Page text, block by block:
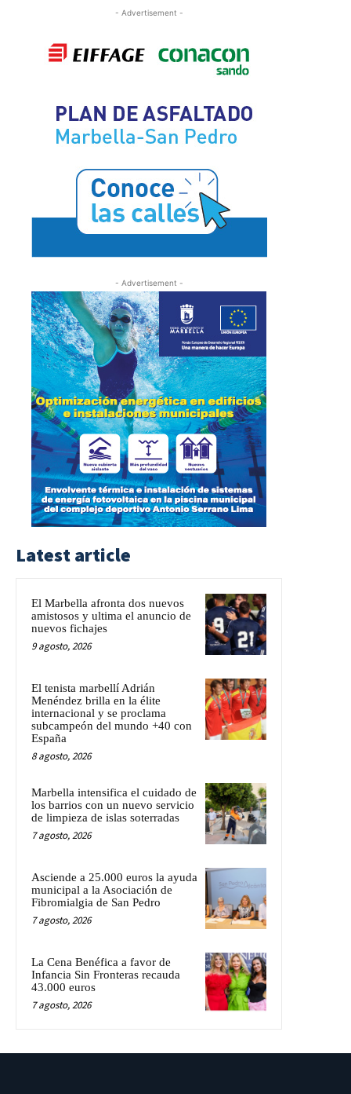
- Advertisement -
- Advertisement -
Latest article
El Marbella afronta dos nuevos
amistosos y ultima el anuncio de
nuevos fichajes
9 agosto, 2026
El tenista marbellí Adrián
Menéndez brilla en la élite
internacional y se proclama
subcampeón del mundo +40 con
España
8 agosto, 2026
Marbella intensifica el cuidado de
los barrios con un nuevo servicio
de limpieza de islas soterradas
7 agosto, 2026
Asciende a 25.000 euros la ayuda
municipal a la Asociación de
Fibromialgia de San Pedro
7 agosto, 2026
La Cena Benéfica a favor de
Infancia Sin Fronteras recauda
43.000 euros
7 agosto, 2026